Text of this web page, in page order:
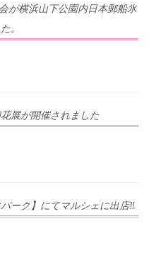
が横浜山下公園内日本郵船氷
。
展が開催されました
ーク】にてマルシェに出店‼︎